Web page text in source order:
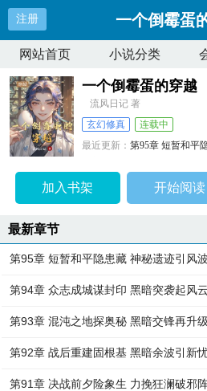
注册 一个倒霉蛋
网站首页 小说分类
一个倒霉蛋的穿越
流风日记 著
玄幻修真
连载中
最近更新：第95章 短暂和平
加入书架 开始阅读
最新章节
第95章 短暂和平隐患藏 神秘遗迹引风波
第94章 众志成城谋封印 黑暗突袭起风云
第93章 混沌之地探奥秘 黑暗交锋再升级
第92章 战后重建固根基 黑暗余波引新
第91章 决战前夕险象生 力挽狂澜破邪